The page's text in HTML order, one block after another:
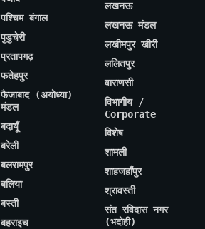
पश्चिम बंगाल
पुडुचेरी
प्रतापगढ़
फतेहपुर
फैजाबाद (अयोध्या)
मंडल
बदायूँ
बरेली
बलरामपुर
बलिया
बस्ती
बहराइच
लखनऊ
लखनऊ मंडल
लखीमपुर खीरी
ललितपुर
वाराणसी
विभागीय /
Corporate
विशेष
शामली
शाहजहाँपुर
श्रावस्ती
संत रविदास नगर
(भदोही)